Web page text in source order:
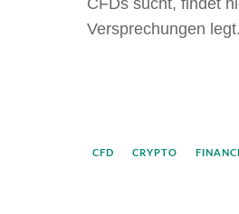
CFDs sucht, findet
Versprechungen legt.
CFD CRYPTO